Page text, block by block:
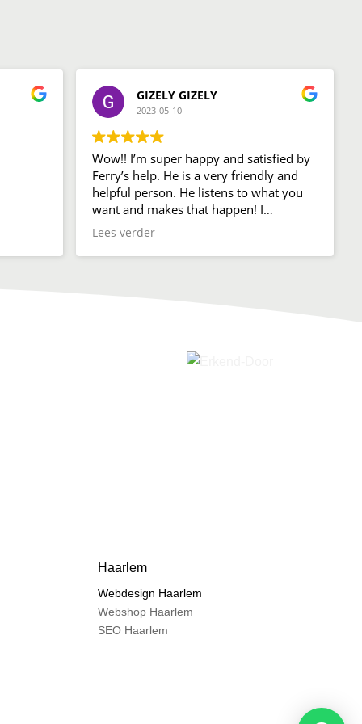
GIZELY GIZELY
2023-05-10
Wow!! I’m super happy and satisfied by
Ferry’s help. He is a very friendly and
helpful person. He listens to what you
want and makes that happen! I
definitely would suggest Meerman
Lees verder
Haarlem
Webdesign Haarlem
Webshop Haarlem
SEO Haarlem